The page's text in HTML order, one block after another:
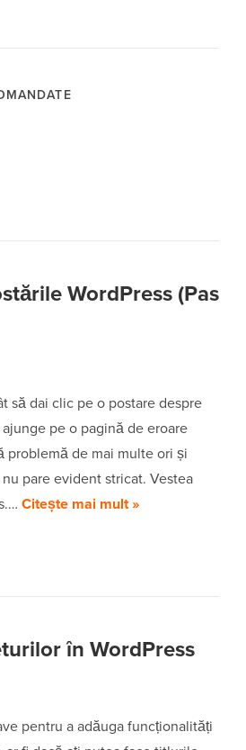
WordPress (Pas
să dai clic pe o postare despre
pe o pagină de eroare
problemă de mai multe ori și
pare evident stricat. Vestea
Citește mai mult »
în WordPress
pentru a adăuga funcționalități